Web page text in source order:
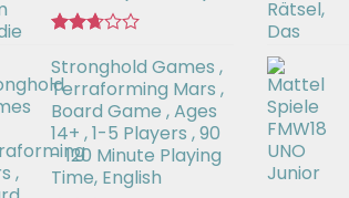
mit
2.64
von 5
Stronghold Games ,
Terraforming Mars ,
Board Game , Ages
14+ , 1-5 Players , 90
- 120 Minute Playing
Time, English